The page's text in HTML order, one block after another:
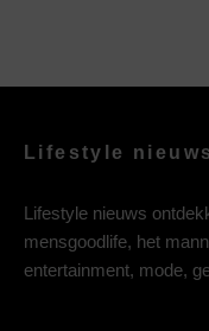
Lifestyle
Lifestyle nieuws
mensgoodlife, het
entertainment, mode,